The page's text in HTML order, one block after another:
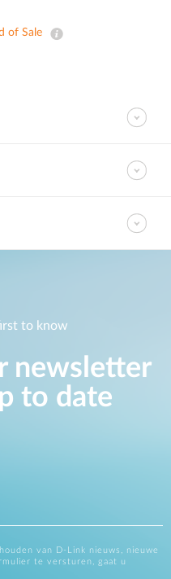
of Sale
to know
newsletter
to date
van D-Link nieuws, nieuwe
te versturen, gaat u